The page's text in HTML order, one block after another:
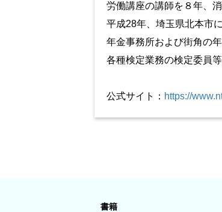
労働講座の講師を８年、
平成28年、埼玉県北本市
年金事務所および街角の
各種検定業務の検定委員等
公式サイト： https://
書籍